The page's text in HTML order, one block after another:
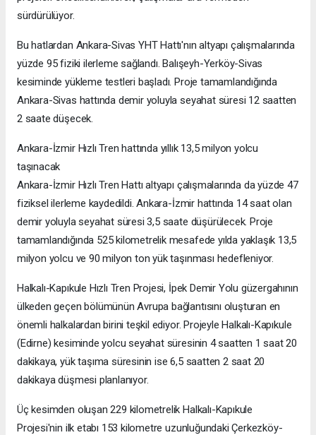
sürdürülüyor.
Bu hatlardan Ankara-Sivas YHT Hattı'nın altyapı çalışmalarında
yüzde 95 fiziki ilerleme sağlandı. Balışeyh-Yerköy-Sivas
kesiminde yükleme testleri başladı. Proje tamamlandığında
Ankara-Sivas hattında demir yoluyla seyahat süresi 12 saatten
2 saate düşecek.
Ankara-İzmir Hızlı Tren hattında yıllık 13,5 milyon yolcu
taşınacak
Ankara-İzmir Hızlı Tren Hattı altyapı çalışmalarında da yüzde 47
fiziksel ilerleme kaydedildi. Ankara-İzmir hattında 14 saat olan
demir yoluyla seyahat süresi 3,5 saate düşürülecek. Proje
tamamlandığında 525 kilometrelik mesafede yılda yaklaşık 13,5
milyon yolcu ve 90 milyon ton yük taşınması hedefleniyor.
Halkalı-Kapıkule Hızlı Tren Projesi, İpek Demir Yolu güzergahının
ülkeden geçen bölümünün Avrupa bağlantısını oluşturan en
önemli halkalardan birini teşkil ediyor. Projeyle Halkalı-Kapıkule
(Edirne) kesiminde yolcu seyahat süresinin 4 saatten 1 saat 20
dakikaya, yük taşıma süresinin ise 6,5 saatten 2 saat 20
dakikaya düşmesi planlanıyor.
Üç kesimden oluşan 229 kilometrelik Halkalı-Kapıkule
Projesi'nin ilk etabı 153 kilometre uzunluğundaki Çerkezköy-